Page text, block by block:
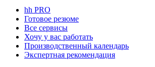
hh PRO
Готовое резюме
Все сервисы
Хочу у вас работать
Производственный календарь
Экспертная рекомендация